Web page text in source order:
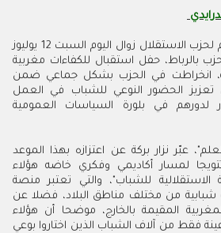
ترأس نزار بركة الأمين العام لحزب الاستقلال زوال اليوم السبت 12 يوليوز
بالرباط، حفل استقبال للكفاءات مغربية
انخراطت في الحزب بشكل جماعي ضمن
الحضور النوعي للشباب في العمل
لدورهم في بلورة السياسات العمومية
عبّر نزار بركة عن اعتزازه بهذا الموعد
لمسار أكاديمي وفكري خاضه هؤلاء
للشباب"، والتي تعتبر منصة
من مختلف مناطق البلاد، فضلا عن
المقيمة بالخارج، موضحا أن هؤلاء
فقط من آلاف الشباب الذين اختاروا بوعي